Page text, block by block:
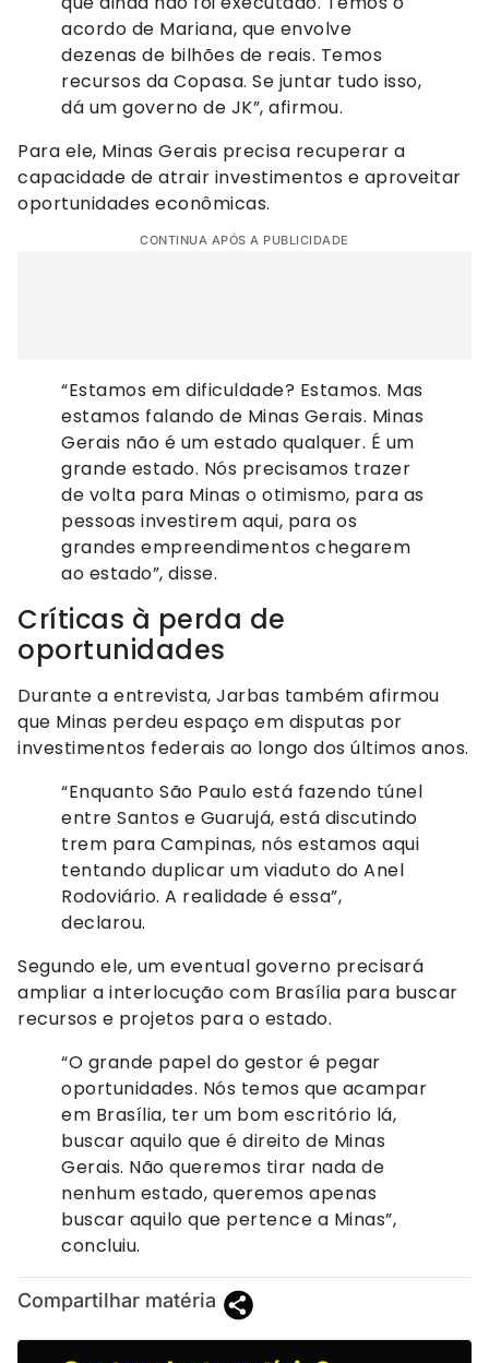
acordo de Mariana, que envolve
dezenas de bilhões de reais. Temos
recursos da Copasa. Se juntar tudo isso,
dá um governo de JK”, afirmou.
Para ele, Minas Gerais precisa recuperar a
capacidade de atrair investimentos e aproveitar
oportunidades econômicas.
CONTINUA APÓS A PUBLICIDADE
“Estamos em dificuldade? Estamos. Mas
estamos falando de Minas Gerais. Minas
Gerais não é um estado qualquer. É um
grande estado. Nós precisamos trazer
de volta para Minas o otimismo, para as
pessoas investirem aqui, para os
grandes empreendimentos chegarem
ao estado”, disse.
Críticas à perda de
oportunidades
Durante a entrevista, Jarbas também afirmou
que Minas perdeu espaço em disputas por
investimentos federais ao longo dos últimos anos.
“Enquanto São Paulo está fazendo túnel
entre Santos e Guarujá, está discutindo
trem para Campinas, nós estamos aqui
tentando duplicar um viaduto do Anel
Rodoviário. A realidade é essa”,
declarou.
Segundo ele, um eventual governo precisará
ampliar a interlocução com Brasília para buscar
recursos e projetos para o estado.
“O grande papel do gestor é pegar
oportunidades. Nós temos que acampar
em Brasília, ter um bom escritório lá,
buscar aquilo que é direito de Minas
Gerais. Não queremos tirar nada de
nenhum estado, queremos apenas
buscar aquilo que pertence a Minas”,
concluiu.
Compartilhar matéria